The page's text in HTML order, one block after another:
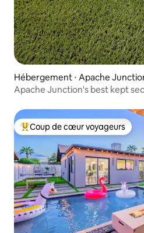
Hébergement ⋅ Apache
Apache Junction's best kept
Coups de cœur voyageurs les
Coup de cœur voyageurs